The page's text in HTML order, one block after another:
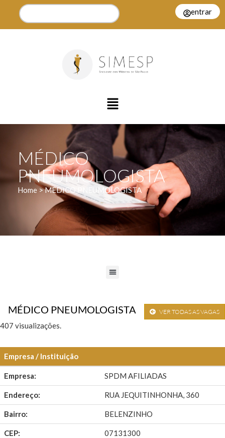
entrar
MÉDICO
PNEUMOLOGISTA
Home > MÉDICO PNEUMOLOGISTA
VER TODAS AS VAGAS
MÉDICO PNEUMOLOGISTA
407 visualizações.
Empresa / Instituição
Empresa: SPDM AFILIADAS
Endereço: RUA JEQUITINHONHA, 360
Bairro: BELENZINHO
CEP: 07131300